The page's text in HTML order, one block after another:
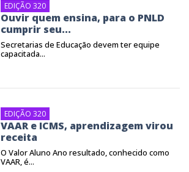
EDIÇÃO 320
Ouvir quem ensina, para o PNLD
cumprir seu...
Secretarias de Educação devem ter equipe
capacitada...
EDIÇÃO 320
VAAR e ICMS, aprendizagem virou
receita
O Valor Aluno Ano resultado, conhecido como
VAAR, é...